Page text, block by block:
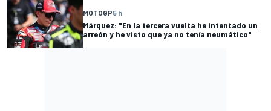
MOTOGP5 h
Márquez: "En la tercera vuelta he intentado un
arreón y he visto que ya no tenía neumático"